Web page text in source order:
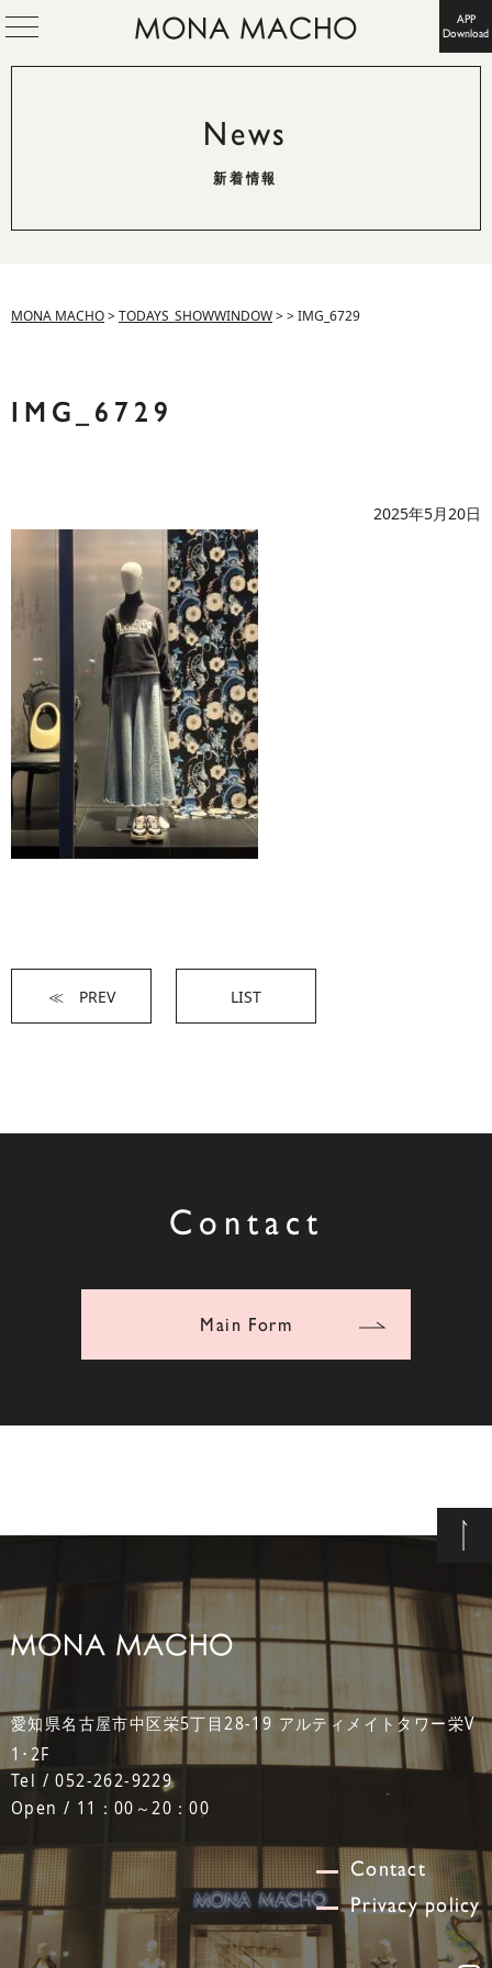
APP
Download
News
新着情報
MONA MACHO>TODAYS_SHOWWINDOW>>IMG_6729
IMG_6729
2025年5月20日
≪ PREV LIST
Contact
Main Form
愛知県名古屋市中区栄5丁目28-19 アルティメイトタワー栄V
1･2F
Tel / 052-262-9229
Open / 11：00～20：00
Contact
Privacy policy